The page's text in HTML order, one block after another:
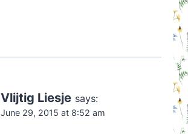
Vlijtig Liesje says:
June 29, 2015 at 8:52 am